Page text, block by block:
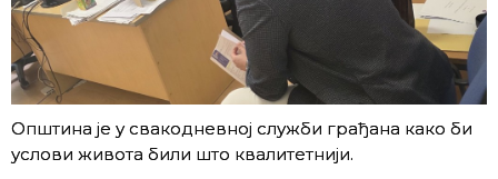
Општина је у свакодневној служби грађана како би
услови живота били што квалитетнији.